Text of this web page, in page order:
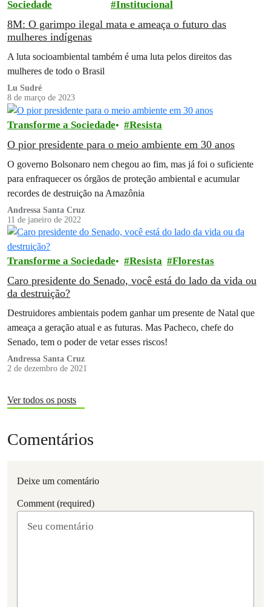
Sociedade
Institucional
8M: O garimpo ilegal mata e ameaça o futuro das
mulheres indígenas
A luta socioambiental também é uma luta pelos direitos das
mulheres de todo o Brasil
Lu Sudré
8 de março de 2023
Transforme a Sociedade Resista
O pior presidente para o meio ambiente em 30 anos
O governo Bolsonaro nem chegou ao fim, mas já foi o suficiente
para enfraquecer os órgãos de proteção ambiental e acumular
recordes de destruição na Amazônia
Andressa Santa Cruz
11 de janeiro de 2022
Transforme a Sociedade Resista Florestas
Caro presidente do Senado, você está do lado da vida ou
da destruição?
Destruidores ambientais podem ganhar um presente de Natal que
ameaça a geração atual e as futuras. Mas Pacheco, chefe do
Senado, tem o poder de vetar esses riscos!
Andressa Santa Cruz
2 de dezembro de 2021
Ver todos os posts
Comentários
Deixe um comentário
Comment (required)